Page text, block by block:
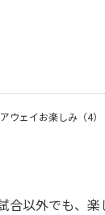
アウェイお楽しみ（4）
以外でも、楽